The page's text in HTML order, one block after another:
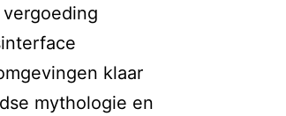
klaar
mythologie en